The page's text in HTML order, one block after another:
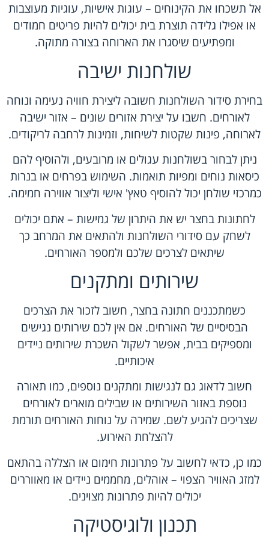
אל תשכחו את הקינוחים – עוגות אישיות, עוגיות מעוצבות
או אפילו גלידה תוצרת בית יכולים להיות פריטים חמודים
ומפתיעים שיסגרו את הארוחה בצורה מתוקה.
שולחנות ישיבה
בחירת סידור השולחנות חשובה ליצירת חוויה נעימה ונוחה
לאורחים. חשבו על יצירת אזורים שונים – אזור ישיבה
לארוחה, פינות שקטות לשיחות, וזמינות לרחבה לריקודים.
ניתן לבחור בשולחנות עגולים או מרובעים, ולהוסיף להם
כיסאות נוחים ומפיות תואמות. השימוש בפרחים או בנרות
כמרכזי שולחן יכול להוסיף טאץ' אישי וליצור אווירה חמימה.
לחתונות בחצר יש את היתרון של גמישות – אתם יכולים
לשחק עם סידורי השולחנות ולהתאים את המרחב כך
שיתאים לצרכים שלכם ולמספר האורחים.
שירותים ומתקנים
כשמתכננים חתונה בחצר, חשוב לזכור את הצרכים
הבסיסיים של האורחים. אם אין לכם שירותים נגישים
ומספיקים בבית, אפשר לשקול השכרת שירותים ניידים
איכותיים.
חשוב לדאוג גם לנגישות ומתקנים נוספים, כמו תאורה
נוספת באזור השירותים או שבילים מוארים לאורחים
שצריכים להגיע לשם. שמירה על נוחות האורחים תורמת
להצלחת האירוע.
כמו כן, כדאי לחשוב על פתרונות חימום או הצללה בהתאם
למזג האוויר הצפוי – אוהלים, מחממים ניידים או מאווררים
יכולים להיות פתרונות מצוינים.
תכנון ולוגיסטיקה